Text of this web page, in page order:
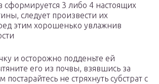
сформируется 3 либо 4 настоящих
следует произвести их
этим хорошенько увлажнив
и осторожно подденьте ей
его из почвы, взявшись за
постарайтесь не стряхнуть субстрат с